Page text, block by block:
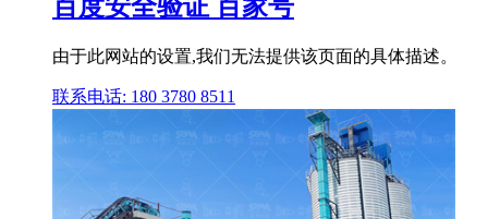
百度安全验证 百家号
由于此网站的设置,我们无法提供该页面的具体描述。
联系电话: 180 3780 8511